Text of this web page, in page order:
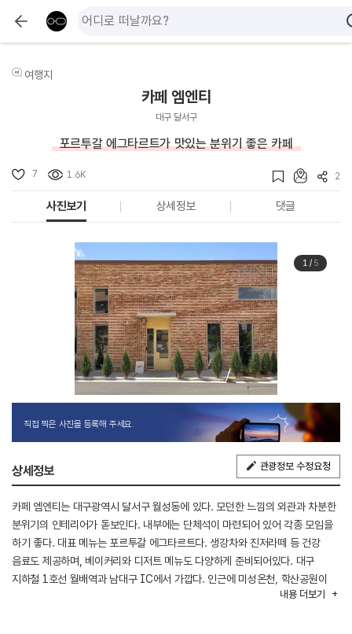
여행지
카페 엠엔티
대구 달서구
포르투갈 에그타르트가 맛있는 분위기 좋은 카페
7 1.6K 2
사진보기 상세정보 댓글
1/ 5
직접 찍은 사진을 등록해 주세요.
상세정보 관광정보 수정요청
카페 엠엔티는 대구광역시 달서구 월성동에 있다. 모던한 느낌의 외관과 차분한
분위기의 인테리어가 돋보인다. 내부에는 단체석이 마련되어 있어 각종 모임을
하기 좋다. 대표 메뉴는 포르투갈 에그타르트다. 생강차와 진저라떼 등 건강
음료도 제공하며, 베이커리와 디저트 메뉴도 다양하게 준비되어있다. 대구
지하철 1호선 월배역과 남대구 IC에서 가깝다. 인근에 미성온천, 학산공원이
내용 더보기